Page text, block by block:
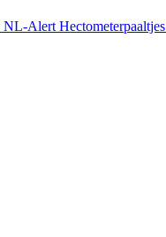
NL-Alert Hectometerpaaltjes